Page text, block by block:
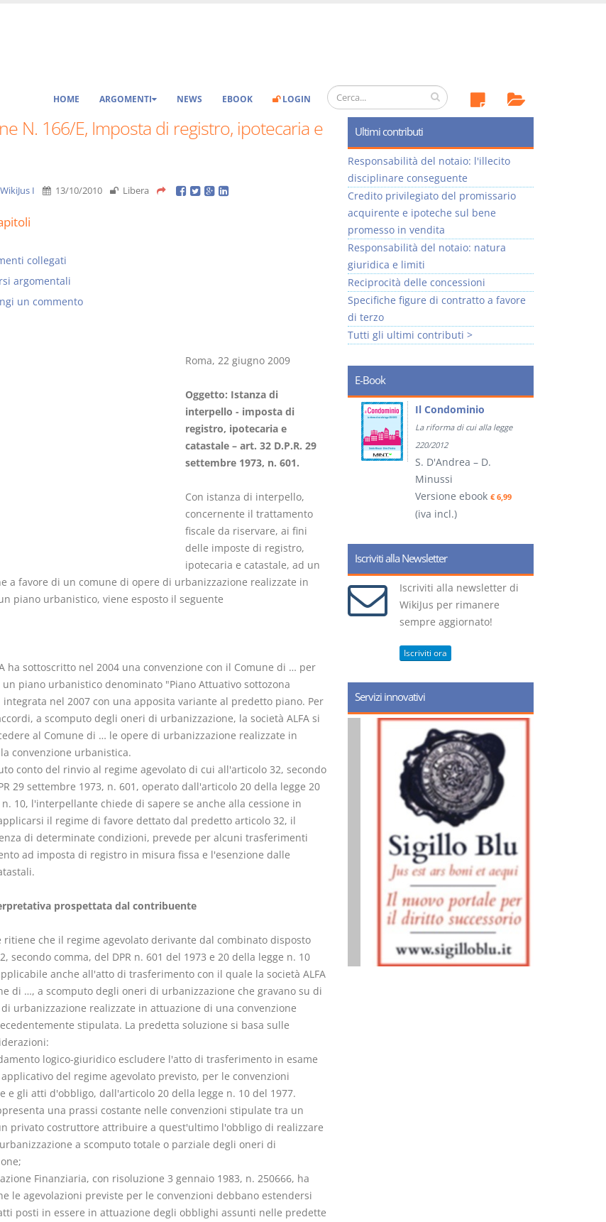
HOME ARGOMENTI NEWS EBOOK LOGIN
N. 166/E, Imposta di registro, ipotecaria e
I 13/10/2010 Libera
collegati
argomentali
un commento
Roma, 22 giugno 2009
Oggetto: Istanza di
interpello - imposta di
registro, ipotecaria e
catastale – art. 32 D.P.R. 29
settembre 1973, n. 601.
Con istanza di interpello,
concernente il trattamento
fiscale da riservare, ai fini
delle imposte di registro,
ipotecaria e catastale, ad un
a favore di un comune di opere di urbanizzazione realizzate in
piano urbanistico, viene esposto il seguente
ha sottoscritto nel 2004 una convenzione con il Comune di … per
piano urbanistico denominato "Piano Attuativo sottozona
nel 2007 con una apposita variante al predetto piano. Per
a scomputo degli oneri di urbanizzazione, la società ALFA si
al Comune di … le opere di urbanizzazione realizzate in
convenzione urbanistica.
conto del rinvio al regime agevolato di cui all'articolo 32, secondo
29 settembre 1973, n. 601, operato dall'articolo 20 della legge 20
10, l'interpellante chiede di sapere se anche alla cessione in
il regime di favore dettato dal predetto articolo 32, il
di determinate condizioni, prevede per alcuni trasferimenti
ad imposta di registro in misura fissa e l'esenzione dalle
prospettata dal contribuente
che il regime agevolato derivante dal combinato disposto
secondo comma, del DPR n. 601 del 1973 e 20 della legge n. 10
anche all'atto di trasferimento con il quale la società ALFA
di …, a scomputo degli oneri di urbanizzazione che gravano su di
urbanizzazione realizzate in attuazione di una convenzione
stipulata. La predetta soluzione si basa sulle
logico-giuridico escludere l'atto di trasferimento in esame
del regime agevolato previsto, per le convenzioni
e gli atti d'obbligo, dall'articolo 20 della legge n. 10 del 1977.
una prassi costante nelle convenzioni stipulate tra un
privato costruttore attribuire a quest'ultimo l'obbligo di realizzare
a scomputo totale o parziale degli oneri di
Finanziaria, con risoluzione 3 gennaio 1983, n. 250666, ha
le agevolazioni previste per le convenzioni debbano estendersi
posti in essere in attuazione degli obblighi assunti nelle predette
Ultimi contributi
Responsabilità del notaio: l'illecito
disciplinare conseguente
Credito privilegiato del promissario
acquirente e ipoteche sul bene
promesso in vendita
Responsabilità del notaio: natura
giuridica e limiti
Reciprocità delle concessioni
Specifiche figure di contratto a favore
di terzo
Tutti gli ultimi contributi >
E-Book
I Singoli Contratti
D. Minussi
Versione ebook € 5,99
(iva incl.)
Il Condominio
La riforma di cui alla legge
220/2012
S. D'Andrea – D.
Minussi
Versione ebook € 6,99
(iva incl.)
Iscriviti alla Newsletter
Iscriviti alla newsletter di
WikiJus per rimanere
sempre aggiornato!
Iscriviti ora
Servizi innovativi